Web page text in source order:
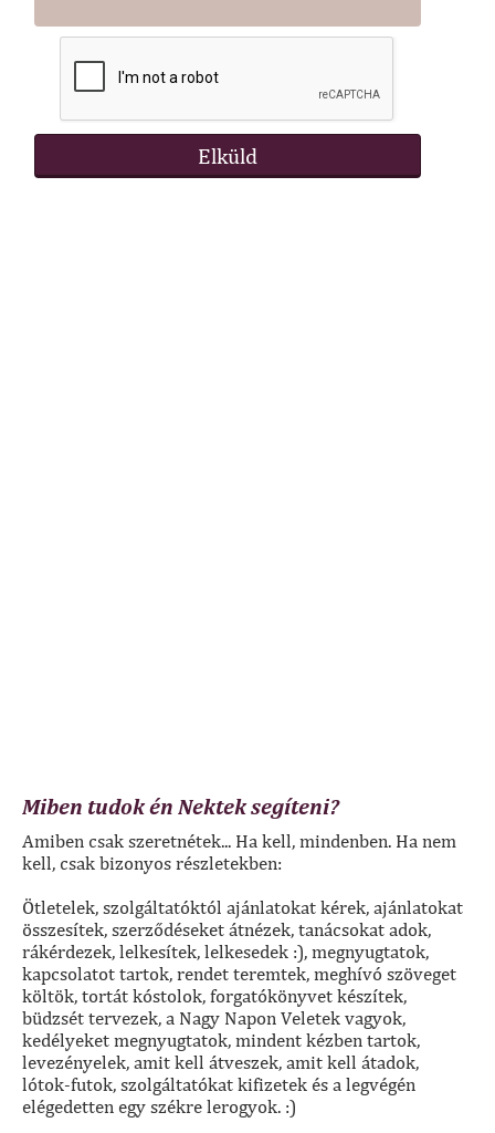
Miben tudok én Nektek segíteni?
Amiben csak szeretnétek... Ha kell, mindenben. Ha nem
kell, csak bizonyos részletekben:
Ötletelek, szolgáltatóktól ajánlatokat kérek, ajánlatokat
összesítek, szerződéseket átnézek, tanácsokat adok,
rákérdezek, lelkesítek, lelkesedek :), megnyugtatok,
kapcsolatot tartok, rendet teremtek, meghívó szöveget
költök, tortát kóstolok, forgatókönyvet készítek,
büdzsét tervezek, a Nagy Napon Veletek vagyok,
kedélyeket megnyugtatok, mindent kézben tartok,
levezényelek, amit kell átveszek, amit kell átadok,
lótok-futok, szolgáltatókat kifizetek és a legvégén
elégedetten egy székre lerogyok. :)